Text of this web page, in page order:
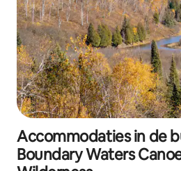
Accommodaties in de
Boundary Waters